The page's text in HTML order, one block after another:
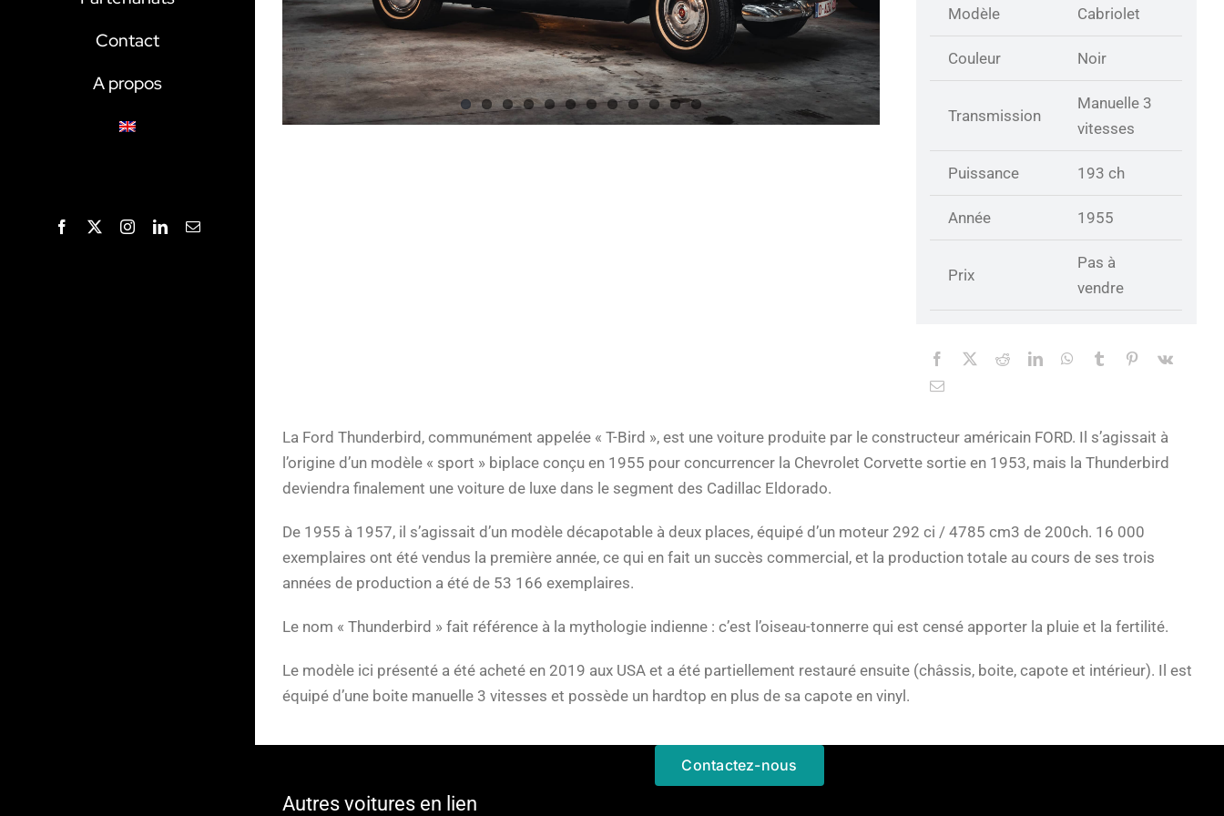
Contact
A propos
Modèle Cabriolet
Couleur Noir
Transmission
Manuelle 3
vitesses
Puissance 193 ch
Année 1955
Prix
Pas à
vendre
La Ford Thunderbird, communément appelée « T-Bird », est une voiture produite par le constructeur américain FORD. Il s’agissait à
l’origine d’un modèle « sport » biplace conçu en 1955 pour concurrencer la Chevrolet Corvette sortie en 1953, mais la Thunderbird
deviendra finalement une voiture de luxe dans le segment des Cadillac Eldorado.
De 1955 à 1957, il s’agissait d’un modèle décapotable à deux places, équipé d’un moteur 292 ci / 4785 cm3 de 200ch. 16 000
exemplaires ont été vendus la première année, ce qui en fait un succès commercial, et la production totale au cours de ses trois
années de production a été de 53 166 exemplaires.
Le nom « Thunderbird » fait référence à la mythologie indienne : c’est l’oiseau-tonnerre qui est censé apporter la pluie et la fertilité.
Le modèle ici présenté a été acheté en 2019 aux USA et a été partiellement restauré ensuite (châssis, boite, capote et intérieur). Il est
équipé d’une boite manuelle 3 vitesses et possède un hardtop en plus de sa capote en vinyl.
Contactez-nous
Autres voitures en lien